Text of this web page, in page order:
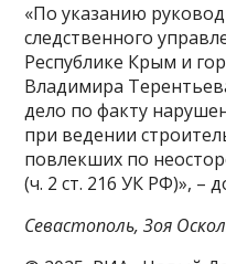
«По указанию
следственного
Республике Крым и
Владимира
дело по факту
при ведении
повлекших по
(ч. 2 ст. 216 УК РФ)», –
Севастополь, Зоя